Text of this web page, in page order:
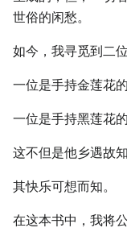
世俗的闲愁。
如今，我寻觅到二位
一位是手持金莲花的
一位是手持黑莲花的
这不但是他乡遇故
其快乐可想而知。
在这本书中，我将